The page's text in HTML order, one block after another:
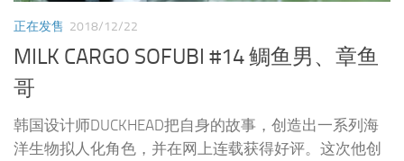
正在发售 2018/12/22
MILK CARGO SOFUBI #14 鲷鱼男、章鱼
哥
韩国设计师DUCKHEAD把自身的故事，创造出一系列海
洋生物拟人化角色，并在网上连载获得好评。这次他创